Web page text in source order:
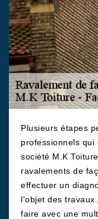
Plusieurs étapes
professionnels qui
société M.K
ravalements de
effectuer un
l'objet des
faire avec une